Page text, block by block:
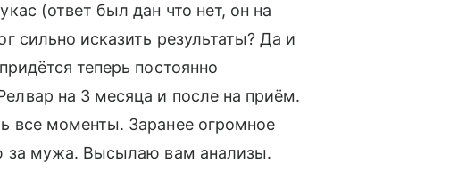
(ответ был дан что нет, он на
сильно исказить результаты? Да и
теперь постоянно
на 3 месяца и после на приём.
все моменты. Заранее огромное
за мужа. Высылаю вам анализы.